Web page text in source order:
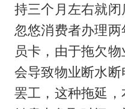
持三个月左右就
忽悠消费者办理
员卡，由于拖欠
会导致物业断水
罢工，这种拖延